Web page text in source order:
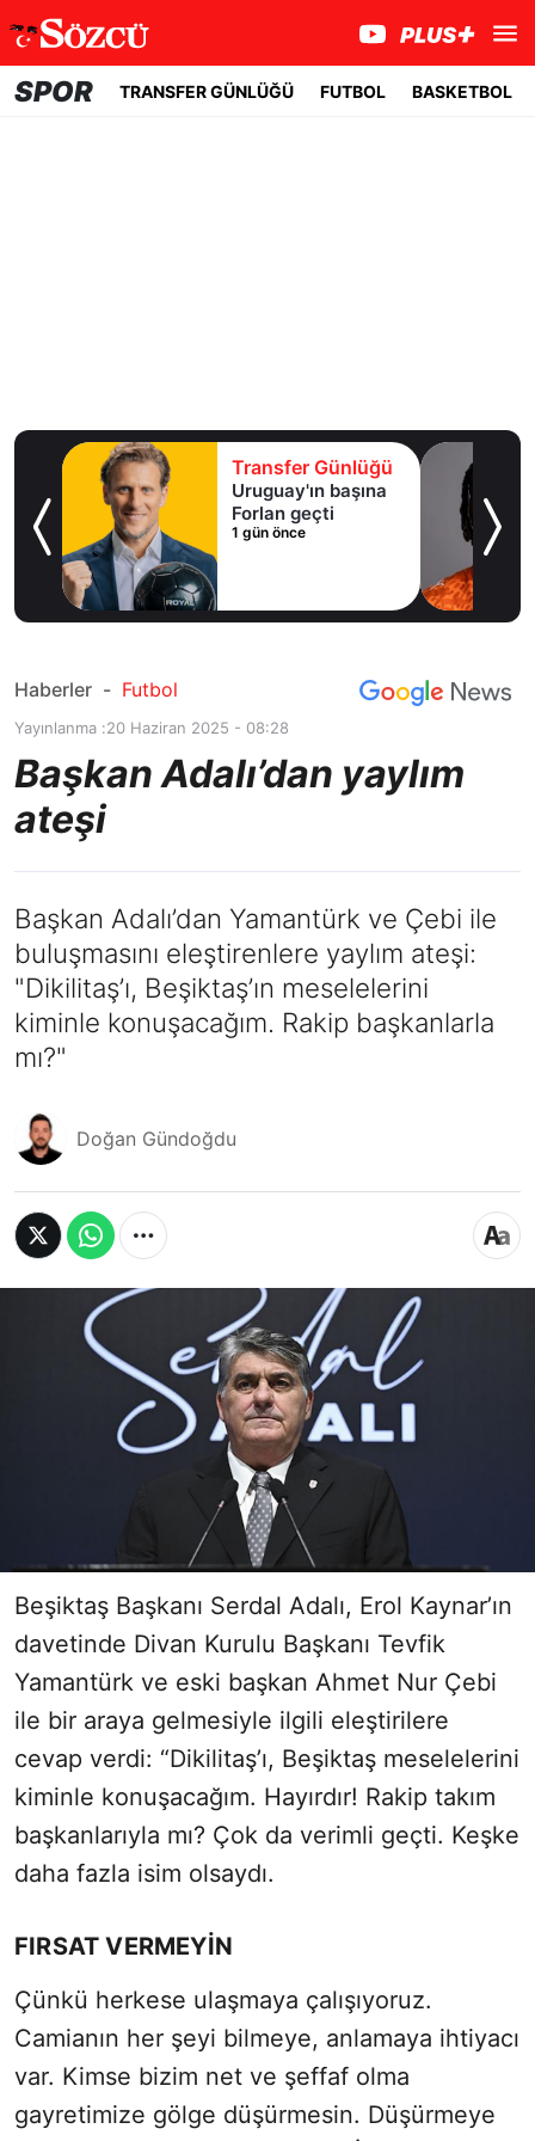
SPOR TRANSFER GÜNLÜĞÜ FUTBOL BASKETBOL
Transfer Günlüğü
Uruguay'ın başına
Forlan geçti
1 gün önce
Haberler - Futbol
Yayınlanma :20 Haziran 2025 - 08:28
Başkan Adalı’dan yaylım
ateşi
Başkan Adalı’dan Yamantürk ve Çebi ile
buluşmasını eleştirenlere yaylım ateşi:
"Dikilitaş’ı, Beşiktaş’ın meselelerini
kiminle konuşacağım. Rakip başkanlarla
mı?"
Doğan Gündoğdu
Beşiktaş Başkanı Serdal Adalı, Erol Kaynar’ın
davetinde Divan Kurulu Başkanı Tevfik
Yamantürk ve eski başkan Ahmet Nur Çebi
ile bir araya gelmesiyle ilgili eleştirilere
cevap verdi: “Dikilitaş’ı, Beşiktaş meselelerini
kiminle konuşacağım. Hayırdır! Rakip takım
başkanlarıyla mı? Çok da verimli geçti. Keşke
daha fazla isim olsaydı.
FIRSAT VERMEYİN
Çünkü herkese ulaşmaya çalışıyoruz.
Camianın her şeyi bilmeye, anlamaya ihtiyacı
var. Kimse bizim net ve şeffaf olma
gayretimize gölge düşürmesin. Düşürmeye